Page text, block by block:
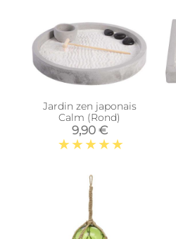
Jardin zen japonais
Calm (Rond)
9,90 €